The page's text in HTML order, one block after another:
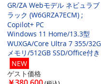
GR/ZA Webモデル ネビュラブ
ラック (W6GRZA7ECM) ;
Copilot+ PC
Windows 11 Home/13.3型
WUXGA/Core Ultra 7 355/
メモリ/512GB SSD/Office付き
NEW
ゲスト価格